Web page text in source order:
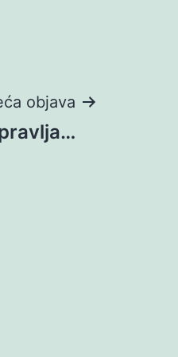
objava